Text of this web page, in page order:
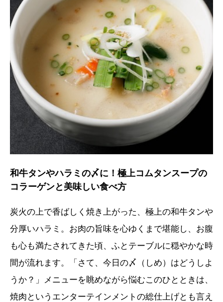
和牛タンやハラミの〆に！極上コムタンスープの
コラーゲンと美味しい食べ方
炭火の上で香ばしく焼き上がった、極上の和牛タンや
分厚いハラミ。お肉の旨味を心ゆくまで堪能し、お腹
も心も満たされてきた頃、ふとテーブルに穏やかな時
間が流れます。「さて、今日の〆（しめ）はどうしよ
うか？」メニューを眺めながら悩むこのひとときは、
焼肉というエンターテインメントの総仕上げとも言え